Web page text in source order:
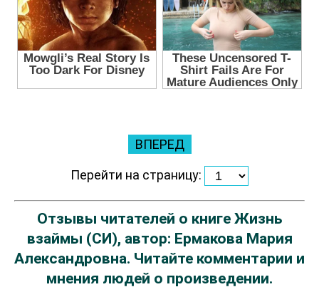
ВПЕРЕД
Перейти на страницу:
Отзывы читателей о книге Жизнь
взаймы (СИ), автор: Ермакова Мария
Александровна. Читайте комментарии и
мнения людей о произведении.